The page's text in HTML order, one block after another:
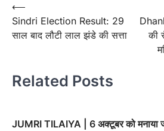
Post
navigation
⟵
Sindri Election Result: 29
साल बाद लौटी लाल झंडे की सत्ता
की
Related Posts
JUMRI TILAIYA | 6 अक्टूबर को मनाया